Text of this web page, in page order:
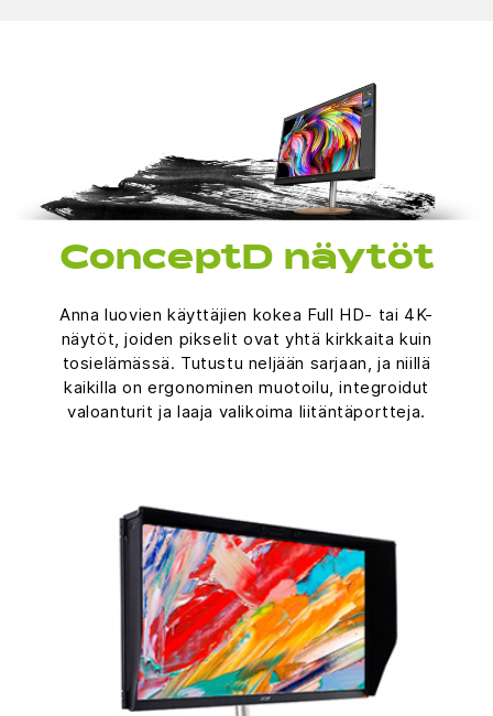
ConceptD näytöt
Anna luovien käyttäjien kokea Full HD- tai 4K-
näytöt, joiden pikselit ovat yhtä kirkkaita kuin
tosielämässä. Tutustu neljään sarjaan, ja niillä
kaikilla on ergonominen muotoilu, integroidut
valoanturit ja laaja valikoima liitäntäportteja.